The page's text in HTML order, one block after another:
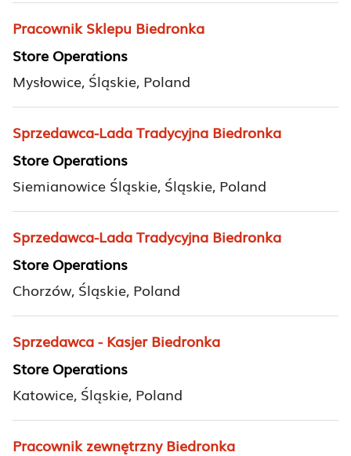
Pracownik Sklepu Biedronka
Store Operations
Mysłowice, Śląskie, Poland
Sprzedawca-Lada Tradycyjna Biedronka
Store Operations
Siemianowice Śląskie, Śląskie, Poland
Sprzedawca-Lada Tradycyjna Biedronka
Store Operations
Chorzów, Śląskie, Poland
Sprzedawca - Kasjer Biedronka
Store Operations
Katowice, Śląskie, Poland
Pracownik zewnętrzny Biedronka